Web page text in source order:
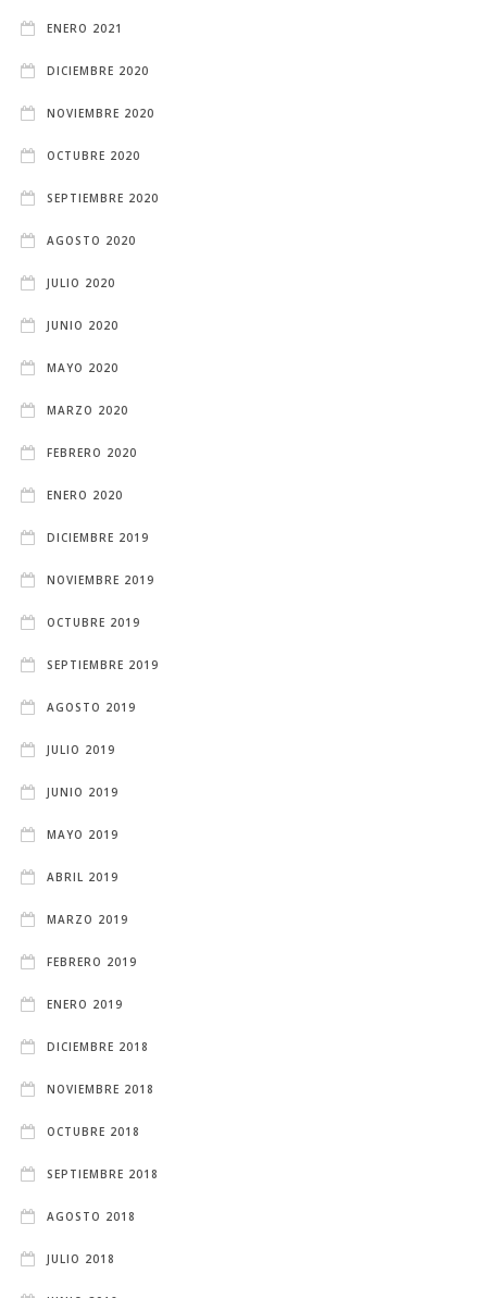
ENERO 2021
DICIEMBRE 2020
NOVIEMBRE 2020
OCTUBRE 2020
SEPTIEMBRE 2020
AGOSTO 2020
JULIO 2020
JUNIO 2020
MAYO 2020
MARZO 2020
FEBRERO 2020
ENERO 2020
DICIEMBRE 2019
NOVIEMBRE 2019
OCTUBRE 2019
SEPTIEMBRE 2019
AGOSTO 2019
JULIO 2019
JUNIO 2019
MAYO 2019
ABRIL 2019
MARZO 2019
FEBRERO 2019
ENERO 2019
DICIEMBRE 2018
NOVIEMBRE 2018
OCTUBRE 2018
SEPTIEMBRE 2018
AGOSTO 2018
JULIO 2018